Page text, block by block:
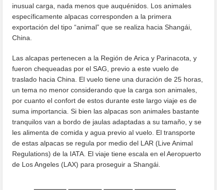
inusual carga, nada menos que auquénidos. Los animales
específicamente alpacas corresponden a la primera
exportación del tipo “animal” que se realiza hacia Shangái,
China.
Las alcapas pertenecen a la Región de Arica y Parinacota, y
fueron chequeadas por el SAG, previo a este vuelo de
traslado hacia China. El vuelo tiene una duración de 25 horas,
un tema no menor considerando que la carga son animales,
por cuanto el confort de estos durante este largo viaje es de
suma importancia. Si bien las alpacas son animales bastante
tranquilos van a bordo de jaulas adaptadas a su tamaño, y se
les alimenta de comida y agua previo al vuelo. El transporte
de estas alpacas se regula por medio del LAR (Live Animal
Regulations) de la IATA. El viaje tiene escala en el Aeropuerto
de Los Angeles (LAX) para proseguir a Shangái.